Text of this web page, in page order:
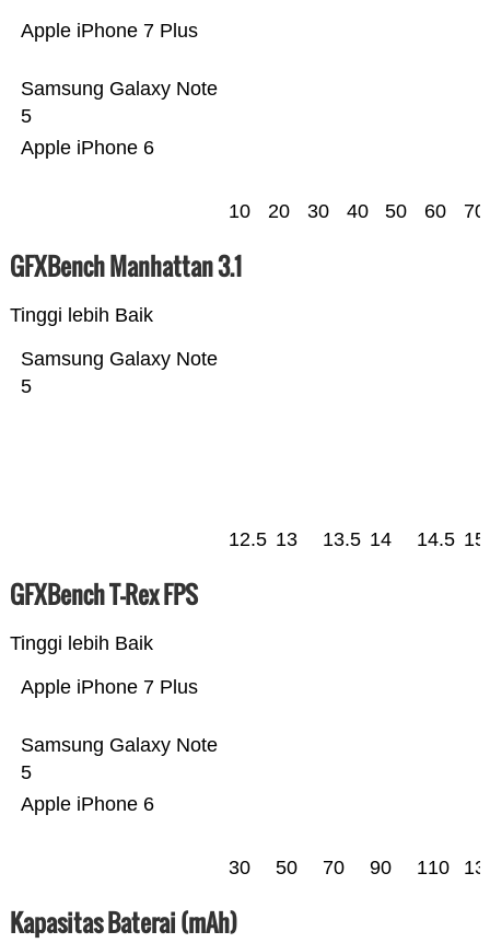
Apple iPhone 6
Samsung Galaxy Note
5
Apple iPhone 7 Plus
10 20 30 40 50 60 70
GFXBench Manhattan 3.1
Tinggi lebih Baik
Samsung Galaxy Note
5
12.5 13 13.5 14 14.5 15
GFXBench T-Rex FPS
Tinggi lebih Baik
Apple iPhone 6
Samsung Galaxy Note
5
Apple iPhone 7 Plus
30 50 70 90 110
Kapasitas Baterai (mAh)